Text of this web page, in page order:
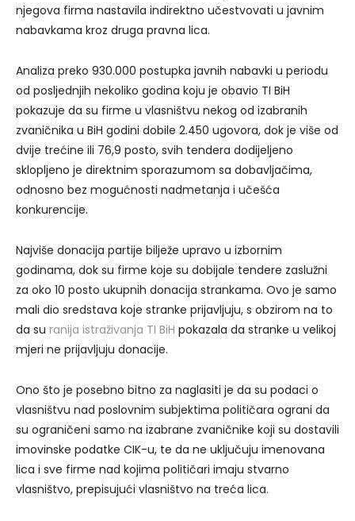
njegova firma nastavila indirektno učestvovati u javnim
nabavkama kroz druga pravna lica.
Analiza preko 930.000 postupka javnih nabavki u periodu
od posljednjih nekoliko godina koju je obavio TI BiH
pokazuje da su firme u vlasništvu nekog od izabranih
zvaničnika u BiH godini dobile 2.450 ugovora, dok je više od
dvije trećine ili 76,9 posto, svih tendera dodijeljeno
sklopljeno je direktnim sporazumom sa dobavljačima,
odnosno bez mogućnosti nadmetanja i učešća
konkurencije.
Najviše donacija partije bilježe upravo u izbornim
godinama, dok su firme koje su dobijale tendere zaslužni
za oko 10 posto ukupnih donacija strankama. Ovo je samo
mali dio sredstava koje stranke prijavljuju, s obzirom na to
da su ranija istraživanja TI BiH pokazala da stranke u velikoj
mjeri ne prijavljuju donacije.
Ono što je posebno bitno za naglasiti je da su podaci o
vlasništvu nad poslovnim subjektima političara ograni da
su ograničeni samo na izabrane zvaničnike koji su dostavili
imovinske podatke CIK-u, te da ne uključuju imenovana
lica i sve firme nad kojima političari imaju stvarno
vlasništvo, prepisujući vlasništvo na treća lica.